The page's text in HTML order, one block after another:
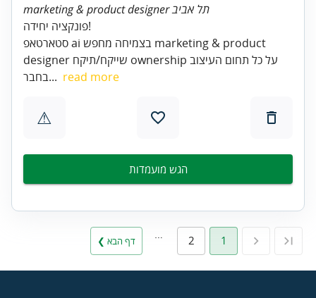
marketing & product designer תל אביב
פונקציה יחידה!
סטארטאפ ai בצמיחה מחפש marketing & product
designer שייקח/תיקח ownership על כל תחום העיצוב
בחבר... read more
⚠
הגש מועמדות
1
2 דף הבא ❯